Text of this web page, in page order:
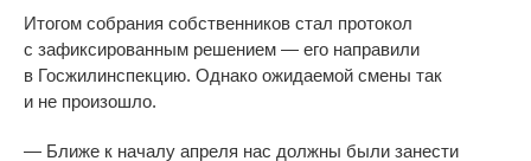
Итогом собрания собственников стал протокол
с зафиксированным решением — его направили
в Госжилинспекцию. Однако ожидаемой смены так
и не произошло.
— Ближе к началу апреля нас должны были занести